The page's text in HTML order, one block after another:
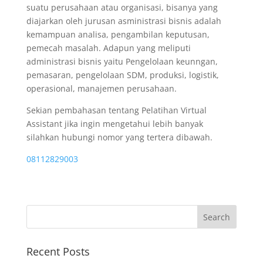
suatu perusahaan atau organisasi, bisanya yang
diajarkan oleh jurusan asministrasi bisnis adalah
kemampuan analisa, pengambilan keputusan,
pemecah masalah. Adapun yang meliputi
administrasi bisnis yaitu Pengelolaan keunngan,
pemasaran, pengelolaan SDM, produksi, logistik,
operasional, manajemen perusahaan.
Sekian pembahasan tentang Pelatihan Virtual
Assistant jika ingin mengetahui lebih banyak
silahkan hubungi nomor yang tertera dibawah.
08112829003
Recent Posts